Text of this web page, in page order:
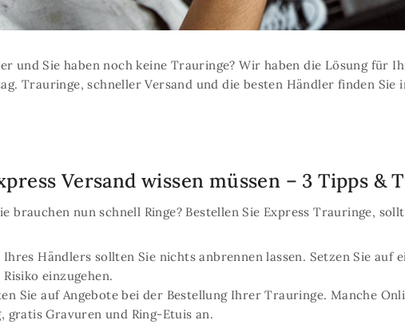
und Sie haben noch keine Trauringe? Wir haben die Lösung für
Trauringe, schneller Versand und die besten Händler finden Sie
Versand wissen müssen – 3 Tipps &
brauchen nun schnell Ringe? Bestellen Sie Express Trauringe,
Ihres Händlers sollten Sie nichts anbrennen lassen. Setzen Sie
einzugehen.
Sie auf Angebote bei der Bestellung Ihrer Trauringe. Manche
gratis Gravuren und Ring-Etuis an.